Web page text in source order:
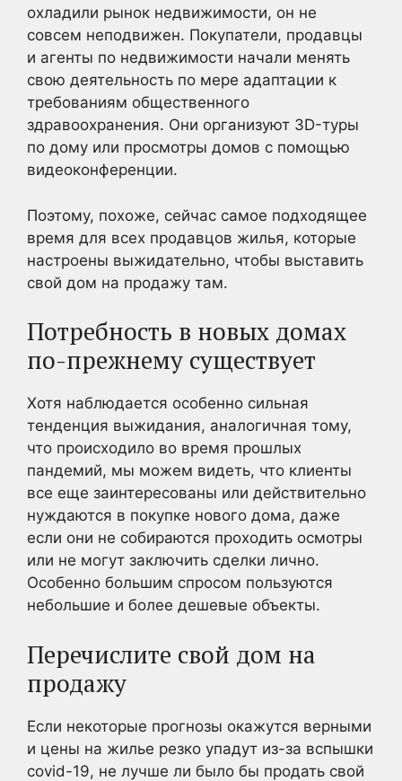
охладили рынок недвижимости, он не
совсем неподвижен. Покупатели, продавцы
и агенты по недвижимости начали менять
свою деятельность по мере адаптации к
требованиям общественного
здравоохранения. Они организуют 3D-туры
по дому или просмотры домов с помощью
видеоконференции.
Поэтому, похоже, сейчас самое подходящее
время для всех продавцов жилья, которые
настроены выжидательно, чтобы выставить
свой дом на продажу там.
Потребность в новых домах
по-прежнему существует
Хотя наблюдается особенно сильная
тенденция выжидания, аналогичная тому,
что происходило во время прошлых
пандемий, мы можем видеть, что клиенты
все еще заинтересованы или действительно
нуждаются в покупке нового дома, даже
если они не собираются проходить осмотры
или не могут заключить сделки лично.
Особенно большим спросом пользуются
небольшие и более дешевые объекты.
Перечислите свой дом на
продажу
Если некоторые прогнозы окажутся верными
и цены на жилье резко упадут из-за вспышки
covid-19, не лучше ли было бы продать свой